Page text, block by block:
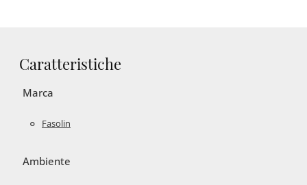
Caratteristiche
Marca
Fasolin
Ambiente